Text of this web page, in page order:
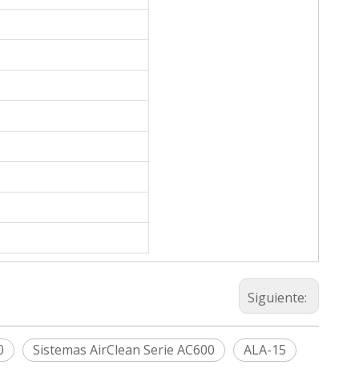
Siguiente:
Sistemas AirClean Serie AC600
ALA-15